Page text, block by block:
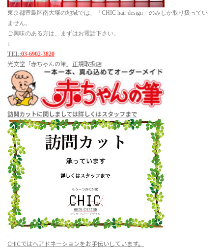
東京都豊島区南大塚の地域では、「CHIC hair design」のみしか取り扱ってい
ません。
ご興味のある方は、まずはお電話下さい。
↓
TEL:03-6902-3820
光文堂「赤ちゃんの筆」正規取扱店
訪問カットに関しましては詳しくはスタッフまで
CHICではヘアドネーションをお手伝いしています。